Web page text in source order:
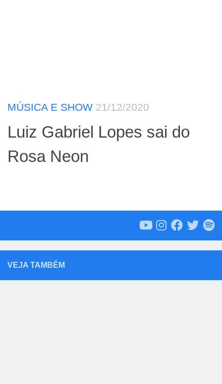
MÚSICA E SHOW 21/12/2020
Luiz Gabriel Lopes sai do
Rosa Neon
VEJA TAMBÉM